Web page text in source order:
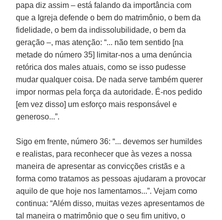
papa diz assim – está falando da importância com
que a Igreja defende o bem do matrimônio, o bem da
fidelidade, o bem da indissolubilidade, o bem da
geração –, mas atenção: “... não tem sentido [na
metade do número 35] limitar-nos a uma denúncia
retórica dos males atuais, como se isso pudesse
mudar qualquer coisa. De nada serve também querer
impor normas pela força da autoridade. É-nos pedido
[em vez disso] um esforço mais responsável e
generoso...”.
Sigo em frente, número 36: “... devemos ser humildes
e realistas, para reconhecer que às vezes a nossa
maneira de apresentar as convicções cristãs e a
forma como tratamos as pessoas ajudaram a provocar
aquilo de que hoje nos lamentamos...”. Vejam como
continua: “Além disso, muitas vezes apresentamos de
tal maneira o matrimônio que o seu fim unitivo, o